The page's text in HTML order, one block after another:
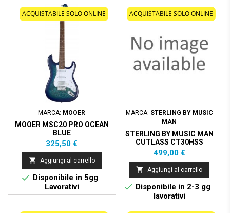
ACQUISTABILE SOLO ONLINE
MARCA: MOOER
MOOER MSC20 PRO OCEAN
BLUE
Prezzo
325,50 €
 Aggiungi al carrello
 Disponibile in 5gg
Lavorativi
ACQUISTABILE SOLO ONLINE
MARCA: STERLING BY MUSIC
MAN
STERLING BY MUSIC MAN
CUTLASS CT30HSS
VINTAGE SUNBURST
Prezzo
499,00 €
 Aggiungi al carrello
 Disponibile in 2-3 gg
lavorativi